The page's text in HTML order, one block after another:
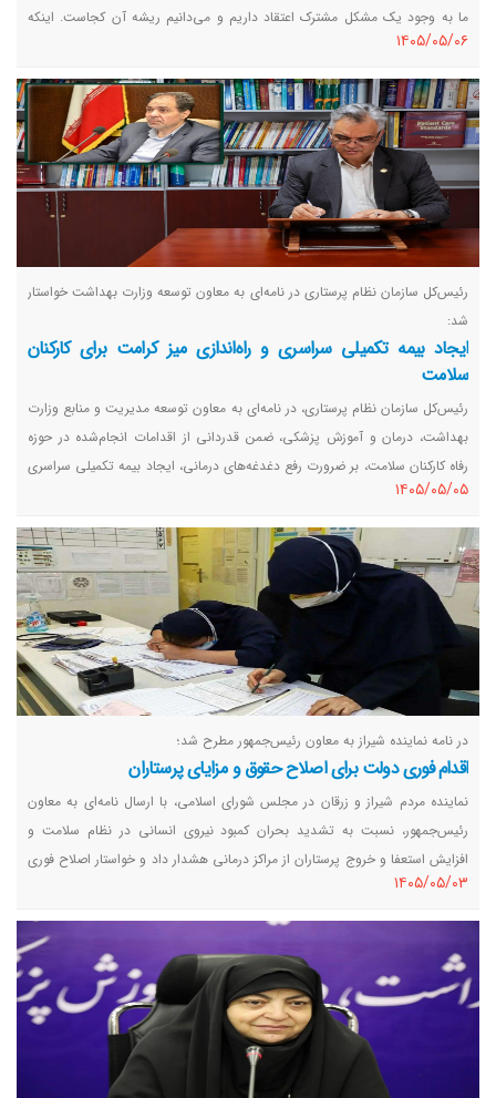
ما به وجود یک مشکل مشترک اعتقاد داریم و می‌دانیم ریشه آن کجاست. اینکه
علت بحران را به اختلافات درون‌خانوادگی و درون‌سازمانی نسبت دهیم، صحیح
نیست.
١٤٠٥/٠٥/٠٦
رئیس‌کل سازمان نظام پرستاری در نامه‌ای به معاون توسعه وزارت بهداشت خواستار
شد:
ایجاد بیمه تکمیلی سراسری و راه‌اندازی میز کرامت برای کارکنان
سلامت
رئیس‌کل سازمان نظام پرستاری، در نامه‌ای به معاون توسعه مدیریت و منابع وزارت
بهداشت، درمان و آموزش پزشکی، ضمن قدردانی از اقدامات انجام‌شده در حوزه
رفاه کارکنان سلامت، بر ضرورت رفع دغدغه‌های درمانی، ایجاد بیمه تکمیلی سراسری
و یکسان و همچنین راه‌اندازی میز کرامت برای کارکنان سلامت در مراکز درمانی
تأکید کرد.
١٤٠٥/٠٥/٠٥
در نامه‌ نماینده شیراز به معاون رئیس‌جمهور مطرح شد؛
اقدام فوری دولت برای اصلاح حقوق و مزایای پرستاران
نماینده مردم شیراز و زرقان در مجلس شورای اسلامی، با ارسال نامه‌ای به معاون
رئیس‌جمهور، نسبت به تشدید بحران کمبود نیروی انسانی در نظام سلامت و
افزایش استعفا و خروج پرستاران از مراکز درمانی هشدار داد و خواستار اصلاح فوری
نظام پرداخت، بازنگری در احکام حقوقی و پرداخت معوقات اضافه‌کار پرستاران شد.
١٤٠٥/٠٥/٠٣